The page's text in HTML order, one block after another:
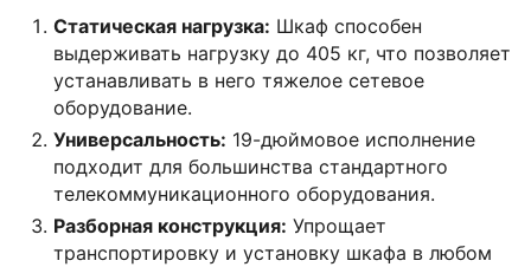
Статическая нагрузка: Шкаф способен
выдерживать нагрузку до 405 кг, что позволяет
устанавливать в него тяжелое сетевое
оборудование.
Универсальность: 19-дюймовое исполнение
подходит для большинства стандартного
телекоммуникационного оборудования.
Разборная конструкция: Упрощает
транспортировку и установку шкафа в любом